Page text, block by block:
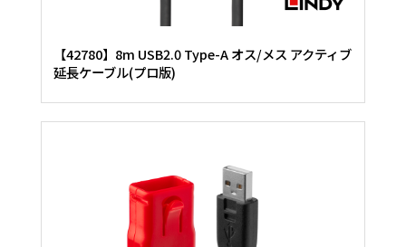
【42780】8m USB2.0 Type-A オス/メス アクティブ
延長ケーブル(プロ版)